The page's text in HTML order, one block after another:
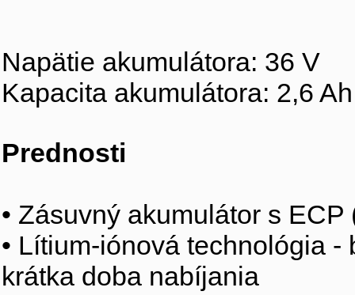
Napätie akumulátora: 36 V
Kapacita akumulátora: 2,6 Ah
Prednosti
• Zásuvný akumulátor s
• Lítium-iónová technológia
krátka doba nabíjania